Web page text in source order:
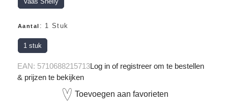
Aantal : 1 Stuk
1 stuk
EAN: 5710688215713Log in of registreer om te bestellen
& prijzen te bekijken
Toevoegen aan favorieten